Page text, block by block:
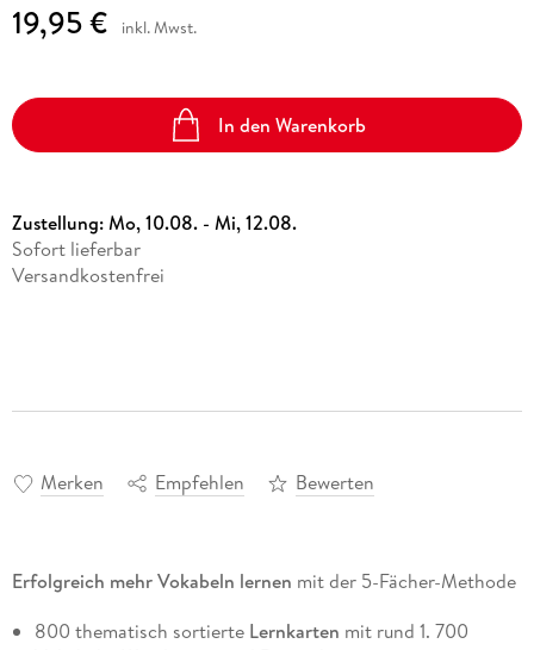
19,95 € inkl. Mwst.
In den Warenkorb
Zustellung:Mo, 10.08. - Mi, 12.08.
Sofort lieferbar
Versandkostenfrei
Merken Empfehlen Bewerten
Erfolgreich mehr Vokabeln lernen mit der 5-Fächer-Methode
800 thematisch sortierte Lernkarten mit rund 1. 700